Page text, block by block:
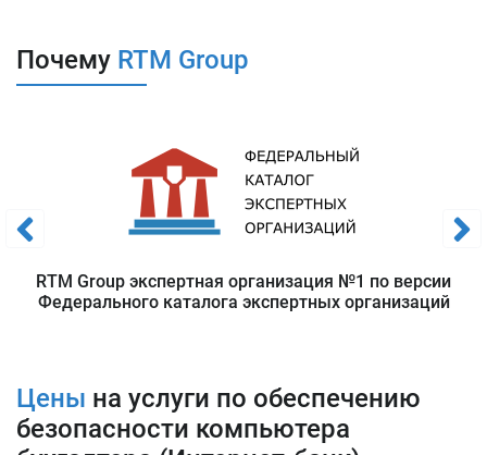
средств организации.
Нужна консультация?
Задать вопрос
этапы:
Почему RTM Group
RTM Group экспертная организация №1 по версии
Федерального каталога экспертных организаций
Цены на услуги по обеспечению
безопасности компьютера